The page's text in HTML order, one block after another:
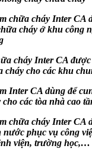
chữa cháy Inter CA
cháy ở khu công
cháy Inter CA
cháy cho các khu
Inter CA dùng để
các tòa nhà cao
chữa cháy Inter CA
nước phục vụ công
viện, trường học,…